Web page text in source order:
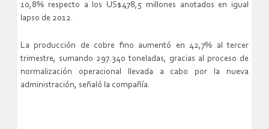
10,8% respecto a los US$478,5 millones anotados en igual
lapso de 2012.
La producción de cobre fino aumentó en 42,7% al tercer
trimestre, sumando 297.340 toneladas, gracias al proceso de
normalización operacional llevada a cabo por la nueva
administración, señaló la compañía.